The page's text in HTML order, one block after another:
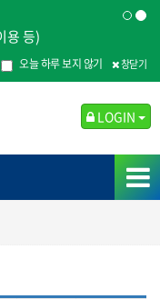
용 등)
오늘 하루 보지 않기 창닫기
LOGIN